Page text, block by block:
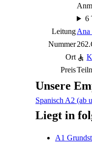
6
LeitungAna
Nummer
Ort
Preis
Unsere
Spanisch A2 (ab
Liegt in
A1